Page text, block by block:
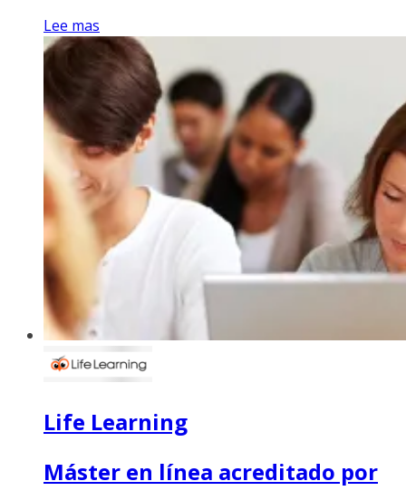
Lee mas
Life Learning
Máster en línea acreditado por